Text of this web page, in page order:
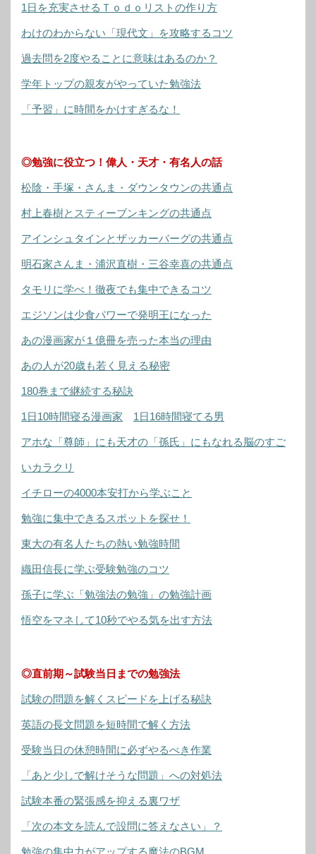
1日を充実させるＴｏｄｏリストの作り方
わけのわからない「現代文」を攻略するコツ
過去問を2度やることに意味はあるのか？
学年トップの親友がやっていた勉強法
「予習」に時間をかけすぎるな！
◎勉強に役立つ！偉人・天才・有名人の話
松陰・手塚・さんま・ダウンタウンの共通点
村上春樹とスティーブンキングの共通点
アインシュタインとザッカーバーグの共通点
明石家さんま・浦沢直樹・三谷幸喜の共通点
タモリに学べ！徹夜でも集中できるコツ
エジソンは少食パワーで発明王になった
あの漫画家が１億冊を売った本当の理由
あの人が20歳も若く見える秘密
180巻まで継続する秘訣
1日10時間寝る漫画家 1日16時間寝てる男
アホな「尊師」にも天才の「孫氏」にもなれる脳のすご
いカラクリ
イチローの4000本安打から学ぶこと
勉強に集中できるスポットを探せ！
東大の有名人たちの熱い勉強時間
織田信長に学ぶ受験勉強のコツ
孫子に学ぶ「勉強法の勉強」の勉強計画
悟空をマネして10秒でやる気を出す方法
◎直前期～試験当日までの勉強法
試験の問題を解くスピードを上げる秘訣
英語の長文問題を短時間で解く方法
受験当日の休憩時間に必ずやるべき作業
「あと少しで解けそうな問題」への対処法
試験本番の緊張感を抑える裏ワザ
「次の本文を読んで設問に答えなさい」？
勉強の集中力がアップする魔法のBGM